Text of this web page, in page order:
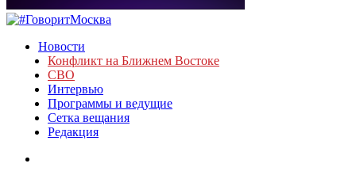
Новости
Конфликт на Ближнем Востоке
СВО
Интервью
Программы и ведущие
Сетка вещания
Редакция